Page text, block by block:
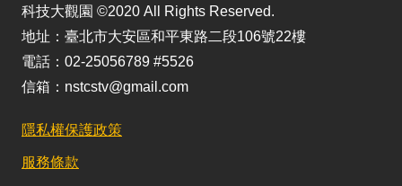
科技大觀園 ©2020 All Rights Reserved.
地址：臺北市大安區和平東路二段106號22樓
電話：02-25056789 #5526
信箱：nstcstv@gmail.com
隱私權保護政策
服務條款